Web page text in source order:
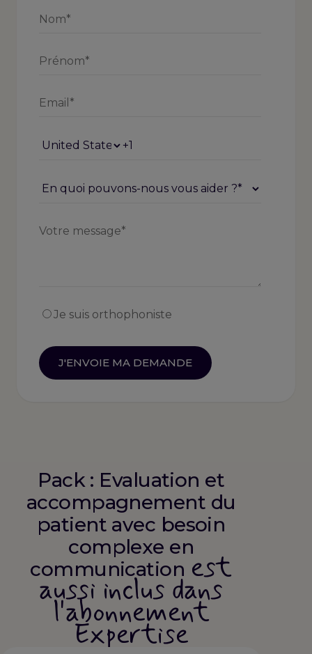
Je suis orthophoniste
Pack : Evaluation et
accompagnement du
patient avec besoin
complexe en
communication est
aussi inclus dans
l'abonnement
Expertise